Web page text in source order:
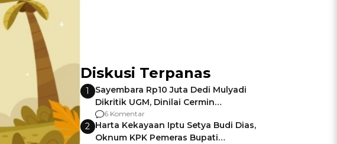
Diskusi Terpanas
1
Sayembara Rp10 Juta Dedi Mulyadi
Dikritik UGM, Dinilai Cermin
Gagalnya Negara Jamin Keamanan
6 Komentar
2 Harta Kekayaan Iptu Setya Budi Dias,
Oknum KPK Pemeras Bupati